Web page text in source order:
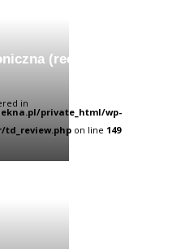
(recenzja,
in
private_html/wp-
td_review.php on line 149